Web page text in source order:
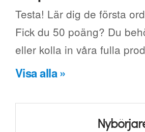
Testa! Lär dig de första
Fick du 50 poäng? Du
eller kolla in våra fulla
Visa alla »